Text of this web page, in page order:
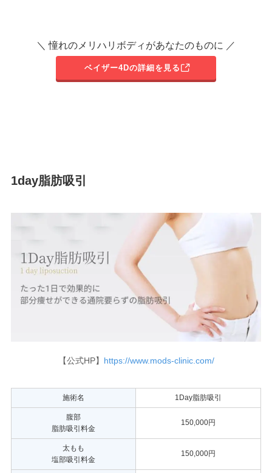
＼ 憧れのメリハリボディがあなたのものに ／
ベイザー4Dの詳細を見る
1day脂肪吸引
【公式HP】 https://www.mods-clinic.com/
施術名 1Day脂肪吸引
腹部
脂肪吸引料金
150,000円
太もも
塩部吸引料金
150,000円